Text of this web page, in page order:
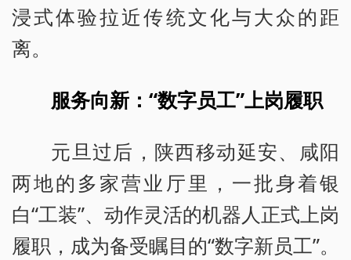
浸式体验拉近传统文化与大众的距
离。
服务向新：“数字员工”上岗履职
元旦过后，陕西移动延安、咸阳
两地的多家营业厅里，一批身着银
白“工装”、动作灵活的机器人正式上岗
履职，成为备受瞩目的“数字新员工”。